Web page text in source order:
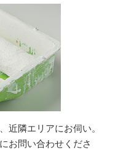
近隣エリアにお伺い。
お問い合わせくださ